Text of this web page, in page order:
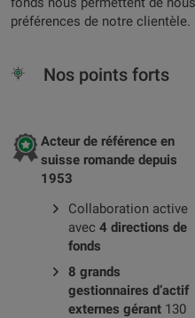
préférences de notre clientèle.
Nos points forts
Acteur de référence en
suisse romande depuis
1953
Collaboration active
avec 4 directions de
fonds
8 grands
gestionnaires d’actif
externes gérant 130